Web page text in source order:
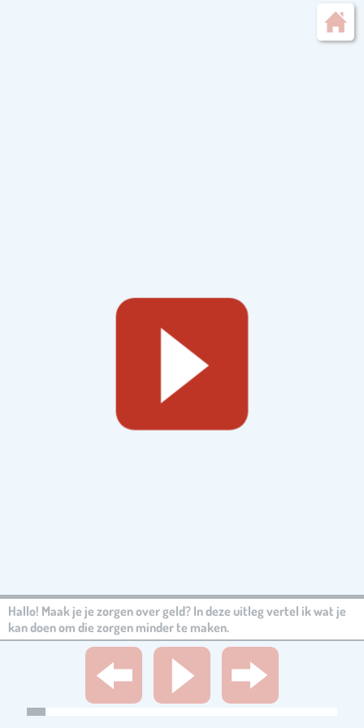
Hallo! Maak je je zorgen over geld? In deze uitleg vertel ik wat je
kan doen om die zorgen minder te maken.